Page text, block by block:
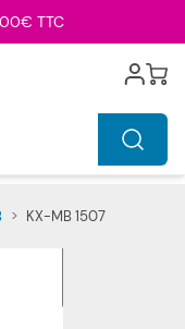
TTC
Cart
> KX-MB 1507